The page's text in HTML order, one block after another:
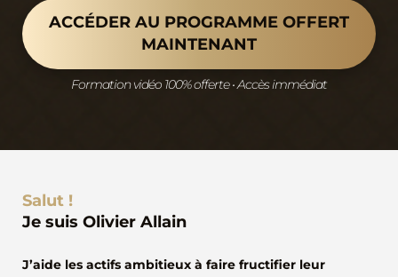
ACCÉDER AU PROGRAMME OFFERT
MAINTENANT
Formation vidéo 100% offerte • Accès immédiat
Salut !
Je suis Olivier Allain
J’aide les actifs ambitieux à faire fructifier leur